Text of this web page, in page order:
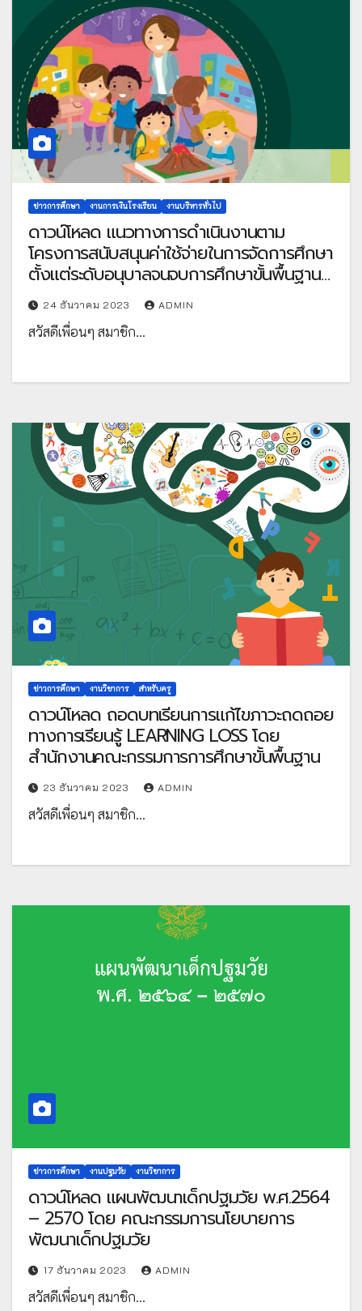
ข่าวการศึกษา งานการเงินโรงเรียน งานบริหารทั่วไป
ดาวน์โหลด แนวทางการดำเนินงานตาม
โครงการสนับสนุนค่าใช้จ่ายในการจัดการศึกษา
ตั้งแต่ระดับอนุบาลจนจบการศึกษาขั้นพื้นฐาน
ปีงบประมาณ พ.ศ.2567 โดย สำนักนโยบาย
และแผนการศึกษาขั้นพื้นฐาน สพฐ.
24 ธันวาคม 2023 ADMIN
สวัสดีเพื่อนๆ สมาชิก…
ข่าวการศึกษา งานวิชาการ สำหรับครู
ดาวน์โหลด ถอดบทเรียนการแก้ไขภาวะถดถอย
ทางการเรียนรู้ LEARNING LOSS โดย
สำนักงานคณะกรรมการการศึกษาขั้นพื้นฐาน
23 ธันวาคม 2023 ADMIN
สวัสดีเพื่อนๆ สมาชิก…
ข่าวการศึกษา งานปฐมวัย งานวิชาการ
ดาวน์โหลด แผนพัฒนาเด็กปฐมวัย พ.ศ.2564
– 2570 โดย คณะกรรมการนโยบายการ
พัฒนาเด็กปฐมวัย
17 ธันวาคม 2023 ADMIN
สวัสดีเพื่อนๆ สมาชิก…